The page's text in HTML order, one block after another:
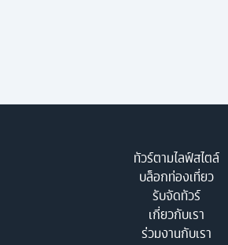
ทัวร์ตามไลฟ์สไตล์
บล็อกท่องเที่ยว
รับจัดทัวร์
เกี่ยวกับเรา
ร่วมงานกับเรา